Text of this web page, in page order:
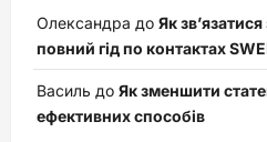
Олександра до Як
повний гід по контактах
Василь до Як зменшити
ефективних способів